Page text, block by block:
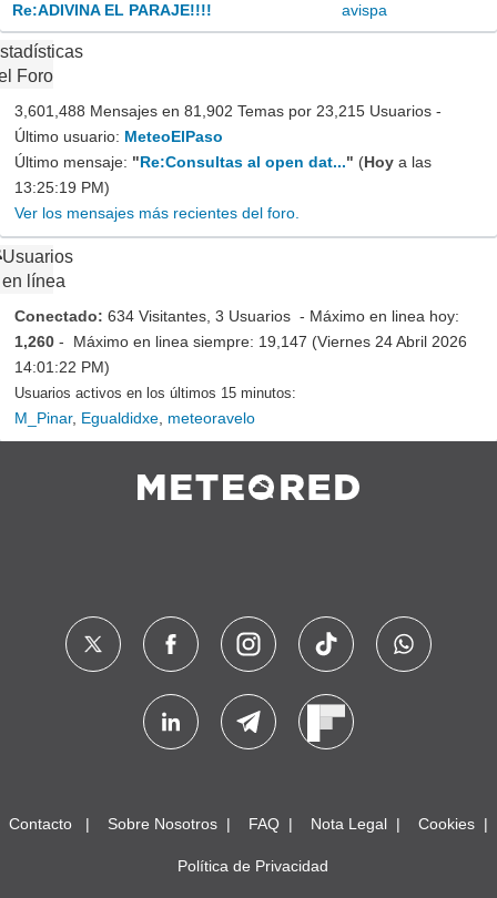
Re:ADIVINA EL PARAJE!!!!
avispa
Foro
3,601,488 Mensajes en 81,902 Temas por 23,215 Usuarios -
Último usuario: MeteoElPaso
Último mensaje: "Re:Consultas al open dat..." (Hoy a las
13:25:19 PM)
Ver los mensajes más recientes del foro.
Usuarios
en línea
Conectado: 634 Visitantes, 3 Usuarios - Máximo en linea hoy:
1,260 - Máximo en linea siempre: 19,147 (Viernes 24 Abril 2026
14:01:22 PM)
Usuarios activos en los últimos 15 minutos:
M_Pinar, Egualdidxe meteoravelo
Contacto Sobre Nosotros FAQ Nota Legal Cookies
Política de Privacidad